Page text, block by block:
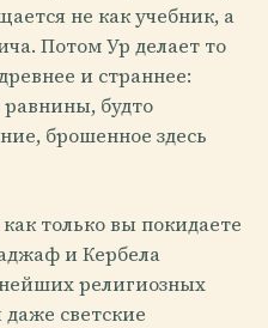
не как учебник, а
Потом Ур делает то
и страннее:
будто
брошенное здесь
только вы покидаете
и Кербела
религиозных
светские